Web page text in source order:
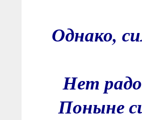
Однако,
Нет
Поныне